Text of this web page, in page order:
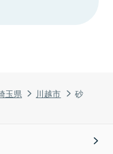
玉県 川越市 砂